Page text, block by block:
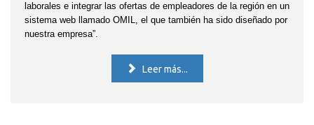
laborales e integrar las ofertas de empleadores de la región en un
sistema web llamado OMIL, el que también ha sido diseñado por
nuestra empresa”.
Leer más...